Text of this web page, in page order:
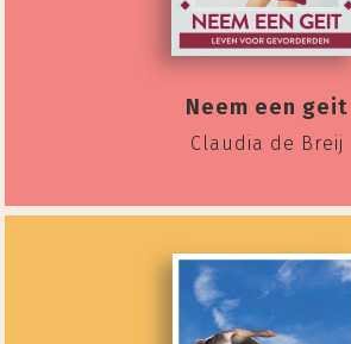
Neem een geit
Claudia de Breij